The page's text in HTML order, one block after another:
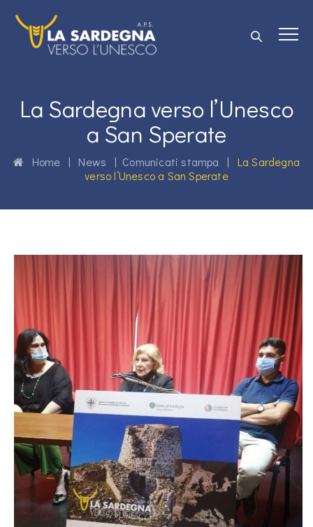
La Sardegna verso l’Unesco
a San Sperate
Home | News | Comunicati stampa | La Sardegna
verso l’Unesco a San Sperate